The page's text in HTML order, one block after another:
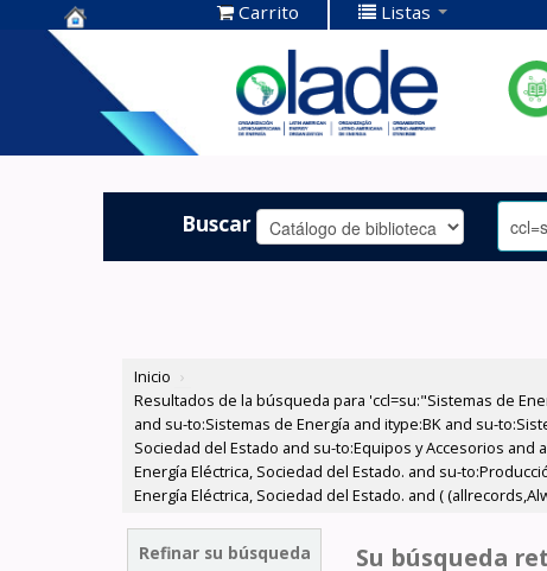
Centro de
Documentación
OLADE -
Carrito Listas
Buscar
Inicio ›
Resultados de la búsqueda para 'ccl=su:"Sistemas de
and su-to:Sistemas de Energía and itype:BK and su-
Sociedad del Estado and su-to:Equipos y Accesorios and
Energía Eléctrica, Sociedad del Estado. and su-
Energía Eléctrica, Sociedad del Estado. and (
Refinar su búsqueda Su búsqueda